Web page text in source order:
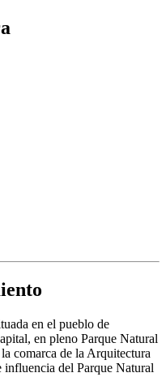
en el pueblo de
en pleno Parque Natural
comarca de la Arquitectura
influencia del Parque Natural